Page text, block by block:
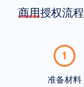
商用授权流程
1
准备材料